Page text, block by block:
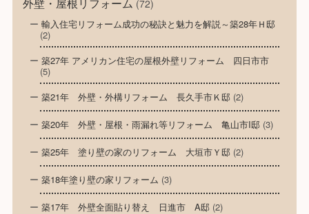
(72)
輸入住宅リフォーム成功の秘訣と魅力を解説～築28年Ｈ邸
(2)
築27年 アメリカン住宅の屋根外壁リフォーム 四日市市
(5)
築21年 外壁・外構リフォーム 長久手市Ｋ邸(2)
築20年 外壁・屋根・雨漏れ等リフォーム 亀山市I邸(3)
築25年 塗り壁の家のリフォーム 大垣市Ｙ邸(2)
築18年塗り壁の家リフォーム (3)
築17年 外壁全面貼り替え 日進市 A邸(2)